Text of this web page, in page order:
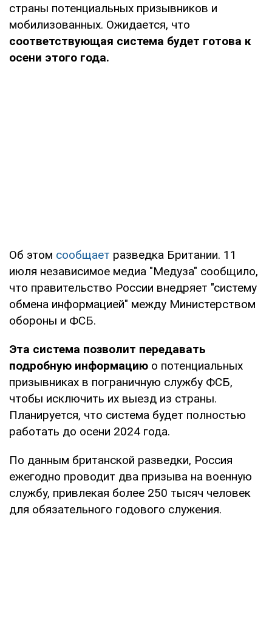
страны потенциальных призывников и
мобилизованных. Ожидается, что
соответствующая система будет готова к
осени этого года.
Об этом сообщает разведка Британии. 11
июля независимое медиа "Медуза" сообщило,
что правительство России внедряет "систему
обмена информацией" между Министерством
обороны и ФСБ.
Эта система позволит передавать
подробную информацию о потенциальных
призывниках в пограничную службу ФСБ,
чтобы исключить их выезд из страны.
Планируется, что система будет полностью
работать до осени 2024 года.
По данным британской разведки, Россия
ежегодно проводит два призыва на военную
службу, привлекая более 250 тысяч человек
для обязательного годового служения.